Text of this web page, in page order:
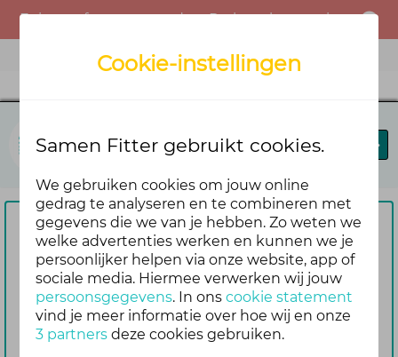
Samen Fitter
Om te reageren vragen we je
eerst om in te loggen
Nog geen account? Maak er dan
gemakkelijk en snel één aan. Dan blijf je
ook automatisch op de hoogte van de
Cookie-instellingen
Samen Fitter gebruikt cookies.
We gebruiken cookies om jouw online
gedrag te analyseren en te combineren met
gegevens die we van je hebben. Zo weten we
welke advertenties werken en kunnen we je
persoonlijker helpen via onze website, app of
sociale media. Hiermee verwerken wij jouw
persoonsgegevens. In onscookie statement
vind je meer informatie over hoe wij en onze
3 partners deze cookies gebruiken.
Er is een fout opgetreden. Probeer het opnieuw of neem contact op met de beheerder.